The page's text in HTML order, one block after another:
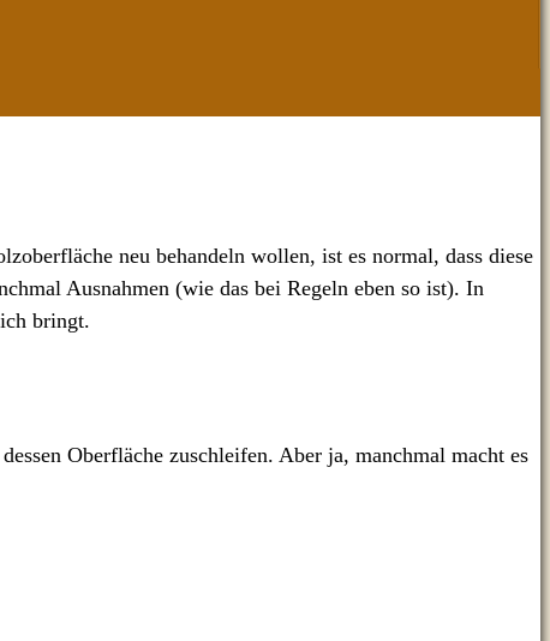
neu behandeln wollen, ist es normal, dass diese
Ausnahmen (wie das bei Regeln eben so ist). In
bringt.
Oberfläche zuschleifen. Aber ja, manchmal macht es